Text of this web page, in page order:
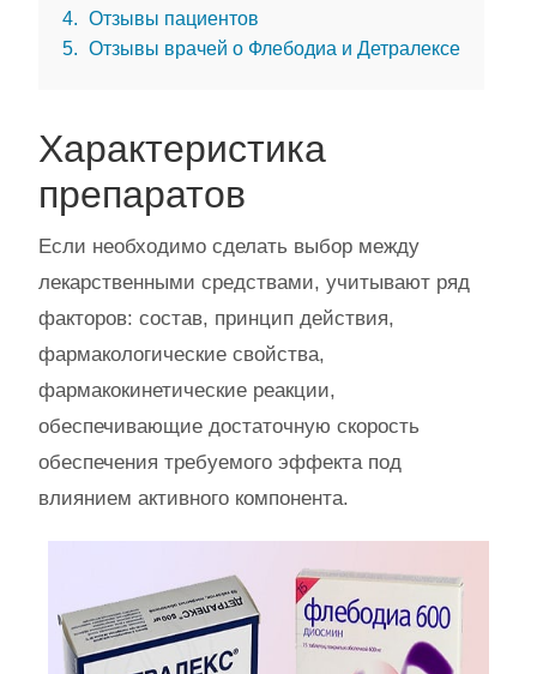
4
Отзывы пациентов
5
Отзывы врачей о Флебодиа и Детралексе
Характеристика
препаратов
Если необходимо сделать выбор между
лекарственными средствами, учитывают ряд
факторов: состав, принцип действия,
фармакологические свойства,
фармакокинетические реакции,
обеспечивающие достаточную скорость
обеспечения требуемого эффекта под
влиянием активного компонента.